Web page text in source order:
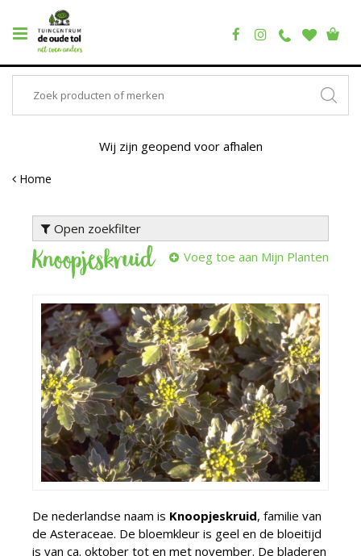
Wij zijn geopend voor afhalen
Home
Open zoekfilter
Knoopjeskruid Voeg toe aan Mijn Planten
De nederlandse naam is Knoopjeskruid, familie van
de Asteraceae. De bloemkleur is geel en de bloeitijd
is van ca. oktober tot en met november. De bladeren